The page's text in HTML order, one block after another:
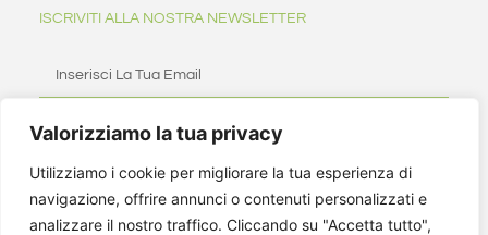
Valorizziamo la tua privacy
Utilizziamo i cookie per migliorare la tua esperienza di
navigazione, offrire annunci o contenuti personalizzati e
analizzare il nostro traffico. Cliccando su "Accetta tutto",
ISCRIVITI ALLA NOSTRA NEWSLETTER